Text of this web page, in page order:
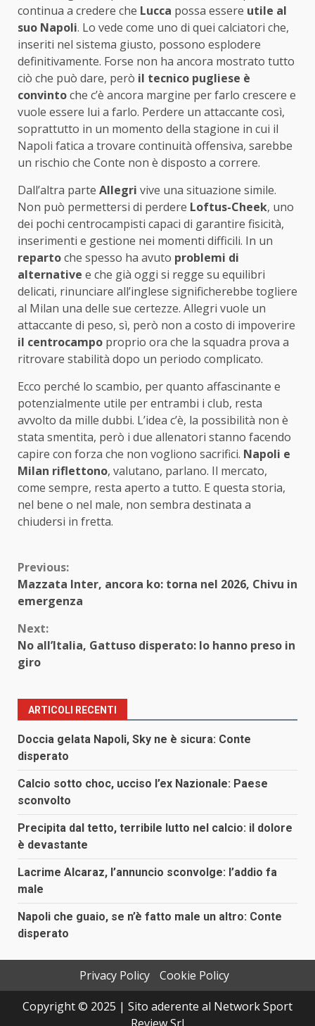
continua a credere che Lucca possa essere utile al
suo Napoli. Lo vede come uno di quei calciatori che,
inseriti nel sistema giusto, possono esplodere
definitivamente. Forse non ha ancora mostrato tutto
ciò che può dare, però il tecnico pugliese è
convintoche c’è ancora margine per farlo crescere e
vuole essere lui a farlo. Perdere un attaccante così,
soprattutto in un momento della stagione in cui il
Napoli fatica a trovare continuità offensiva, sarebbe
un rischio che Conte non è disposto a correre.
Dall’altra parte Allegri vive una situazione simile.
Non può permettersi di perdere Loftus-Cheek, uno
dei pochi centrocampisti capaci di garantire fisicità,
inserimenti e gestione nei momenti difficili. In un
repartoche spesso ha avuto problemi di
alternative e che già oggi si regge su equilibri
delicati, rinunciare all’inglese significherebbe togliere
al Milan una delle sue certezze. Allegri vuole un
attaccante di peso, sì, però non a costo di impoverire
il centrocampo proprio ora che la squadra prova a
ritrovare stabilità dopo un periodo complicato.
Ecco perché lo scambio, per quanto affascinante e
potenzialmente utile per entrambi i club, resta
avvolto da mille dubbi. L’idea c’è, la possibilità non è
stata smentita, però i due allenatori stanno facendo
capire con forza che non vogliono sacrifici. Napoli e
Milan riflettono, valutano, parlano. Il mercato,
come sempre, resta aperto a tutto. E questa storia,
nel bene o nel male, non sembra destinata a
chiudersi in fretta.
Continue
Reading
Previous:
Mazzata Inter, ancora ko: torna nel 2026, Chivu in
emergenza
Next:
No all’Italia, Gattuso disperato: lo hanno preso in
giro
ARTICOLI RECENTI
Doccia gelata Napoli, Sky ne è sicura: Conte
disperato
Calcio sotto choc, ucciso l’ex Nazionale: Paese
sconvolto
Precipita dal tetto, terribile lutto nel calcio: il dolore
è devastante
Lacrime Alcaraz, l’annuncio sconvolge: l’addio fa
male
Napoli che guaio, se n’è fatto male un altro: Conte
disperato
Privacy Policy
Cookie Policy
Copyright © 2025 | Sito aderente al Network Sport